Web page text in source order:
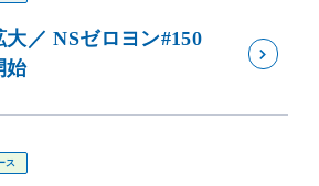
／ NSゼロヨン#150
始
ス